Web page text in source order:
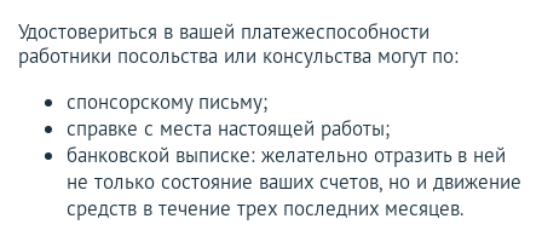
Удостовериться в вашей платежеспособности
работники посольства или консульства могут по:
спонсорскому письму;
справке с места настоящей работы;
банковской выписке: желательно отразить в ней
не только состояние ваших счетов, но и движение
средств в течение трех последних месяцев.